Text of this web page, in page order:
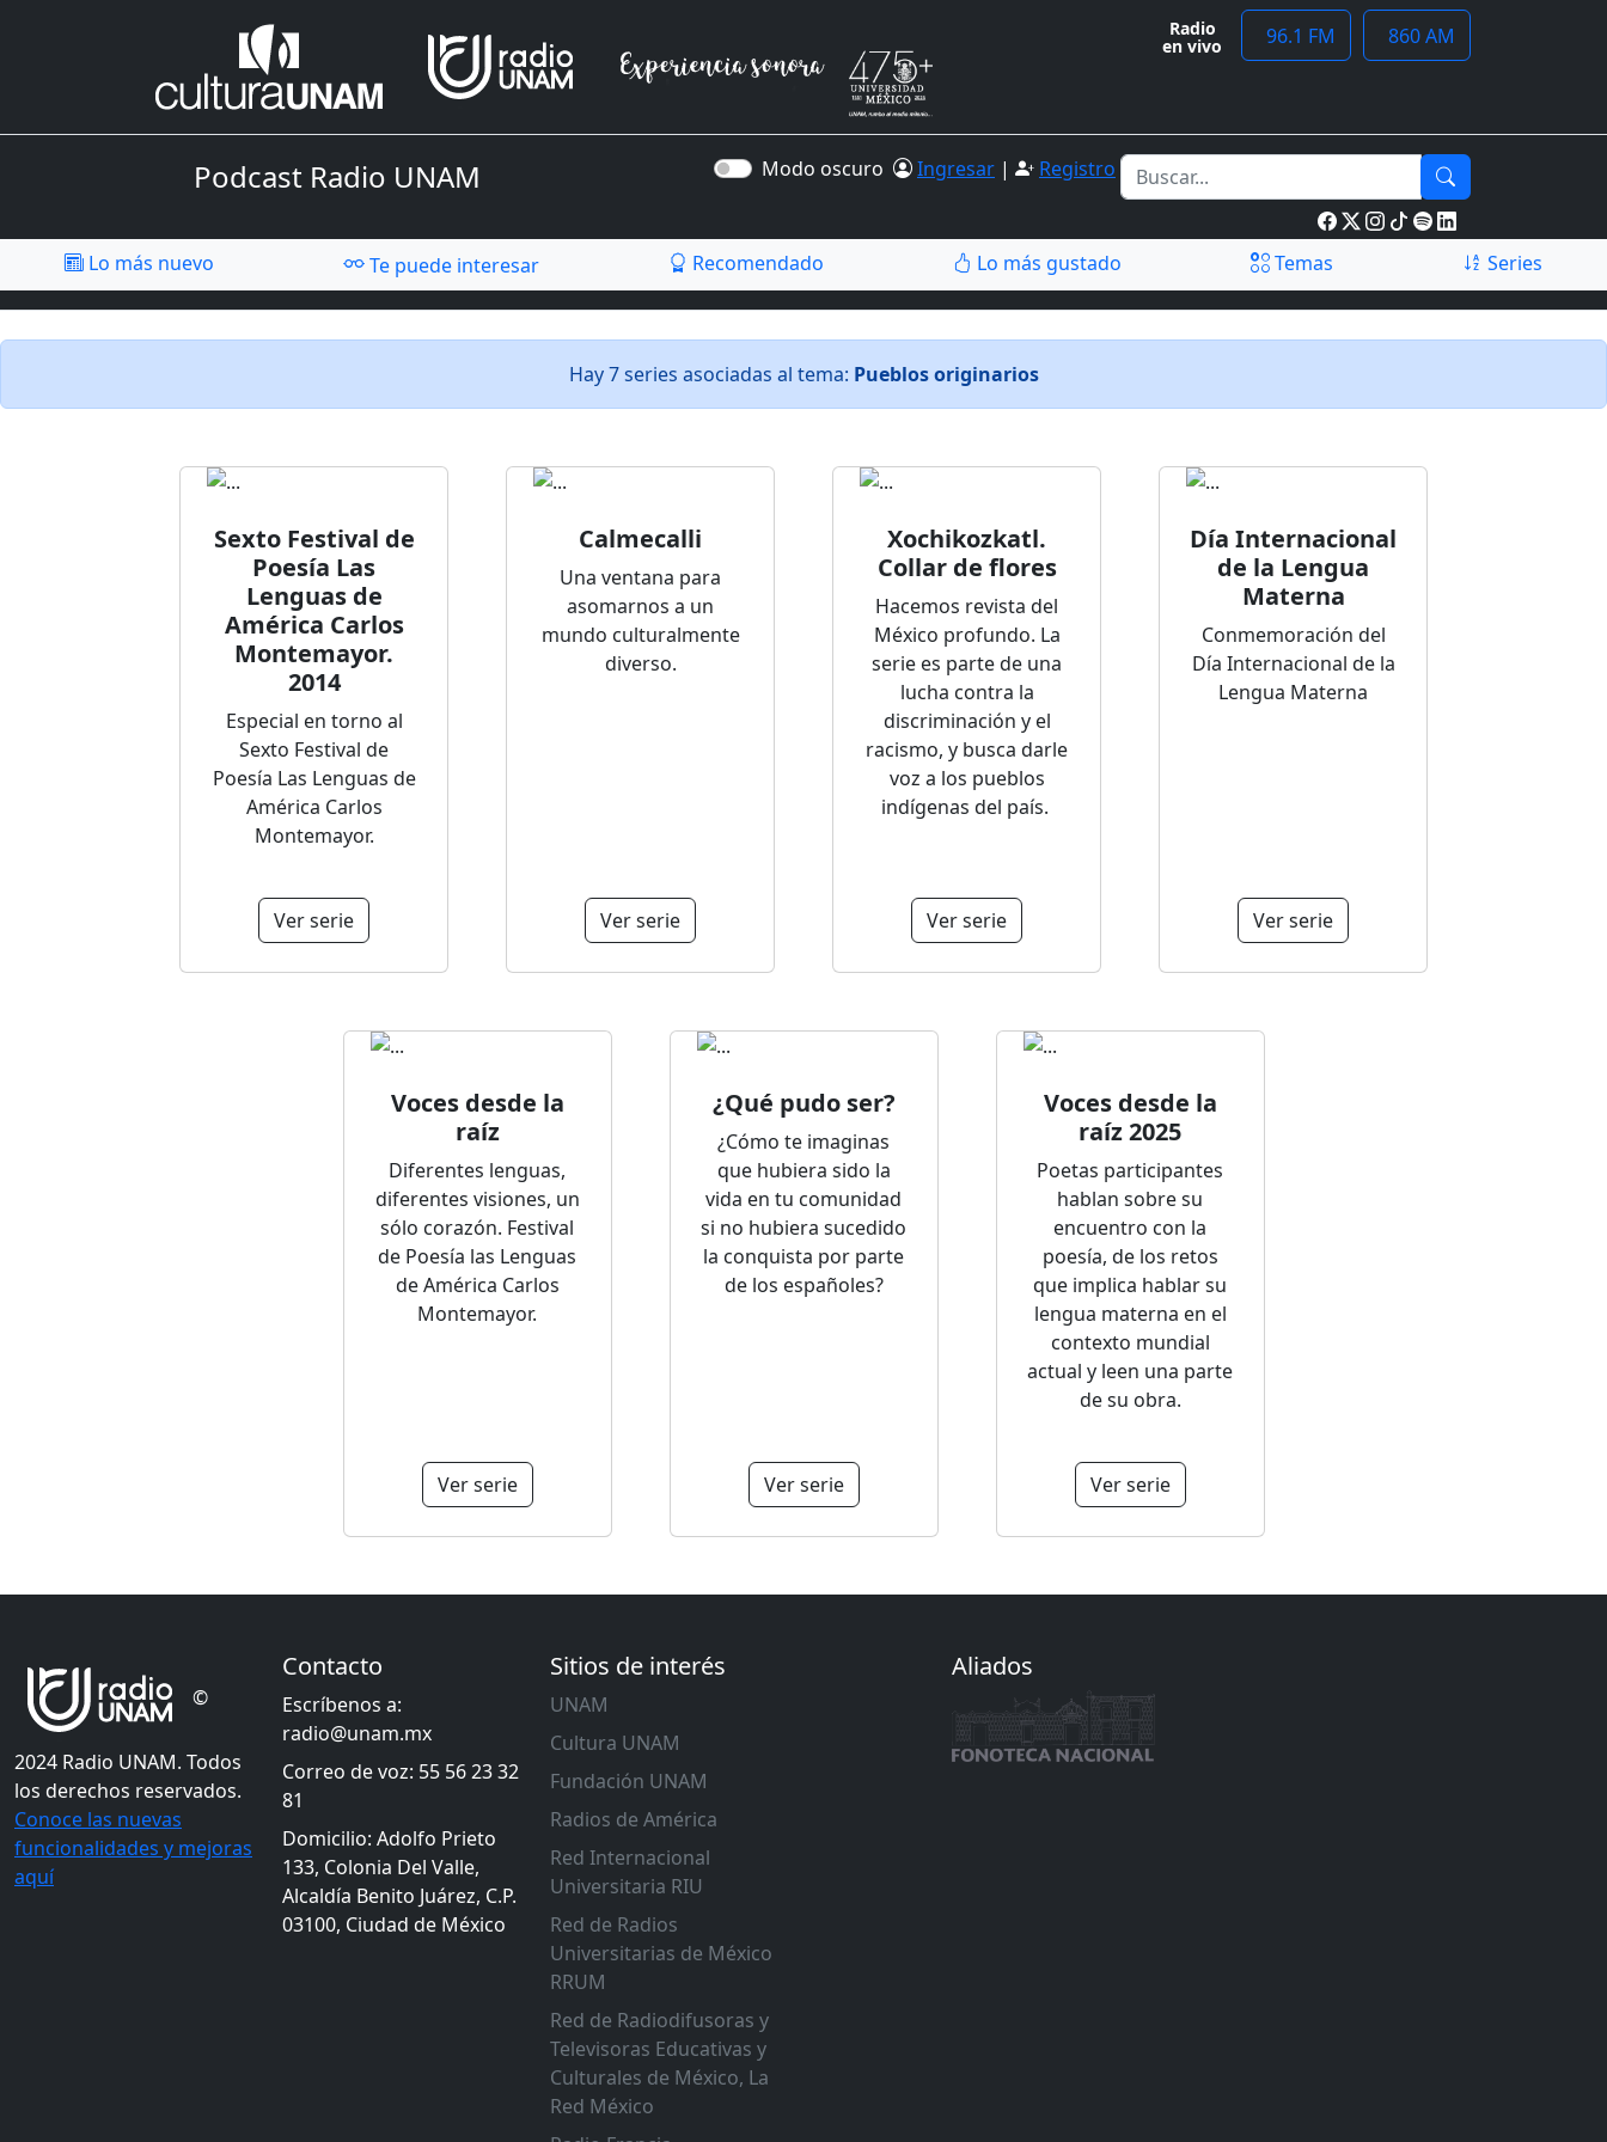
Radio
en vivo 96.1 FM 860 AM
Podcast Radio UNAM Modo oscuro Ingresar | Registro
Lo más nuevo Te puede interesar Recomendado Lo más gustado Temas Series
Hay 7 series asociadas al tema: Pueblos originarios
Sexto Festival de
Poesía Las
Lenguas de
América Carlos
Montemayor.
2014
Especial en torno al
Sexto Festival de
Poesía Las Lenguas de
América Carlos
Montemayor.
Ver serie
Calmecalli
Una ventana para
asomarnos a un
mundo culturalmente
diverso.
Ver serie
Xochikozkatl.
Collar de flores
Hacemos revista del
México profundo. La
serie es parte de una
lucha contra la
discriminación y el
racismo, y busca darle
voz a los pueblos
indígenas del país.
Ver serie
Día Internacional
de la Lengua
Materna
Conmemoración del
Día Internacional de la
Lengua Materna
Ver serie
Voces desde la
raíz
Diferentes lenguas,
diferentes visiones, un
sólo corazón. Festival
de Poesía las Lenguas
de América Carlos
Montemayor.
Ver serie
¿Qué pudo ser?
¿Cómo te imaginas
que hubiera sido la
vida en tu comunidad
si no hubiera sucedido
la conquista por parte
de los españoles?
Ver serie
Voces desde la
raíz 2025
Poetas participantes
hablan sobre su
encuentro con la
poesía, de los retos
que implica hablar su
lengua materna en el
contexto mundial
actual y leen una parte
de su obra.
Ver serie
©
2024 Radio UNAM. Todos
los derechos reservados.
Conoce las nuevas
funcionalidades y mejoras
aquí
Contacto
Escríbenos a:
radio@unam.mx
Correo de voz: 55 56 23 32
81
Domicilio: Adolfo Prieto
133, Colonia Del Valle,
Alcaldía Benito Juárez, C.P.
03100, Ciudad de México
Sitios de interés
UNAM
Cultura UNAM
Fundación UNAM
Radios de América
Red Internacional
Universitaria RIU
Red de Radios
Universitarias de México
RRUM
Red de Radiodifusoras y
Televisoras Educativas y
Culturales de México, La
Red México
Aliados